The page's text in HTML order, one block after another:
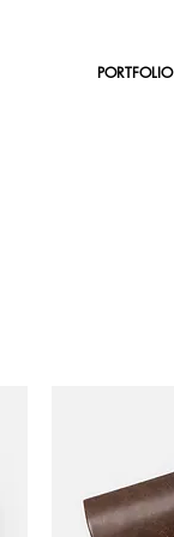
PORTFOLIO